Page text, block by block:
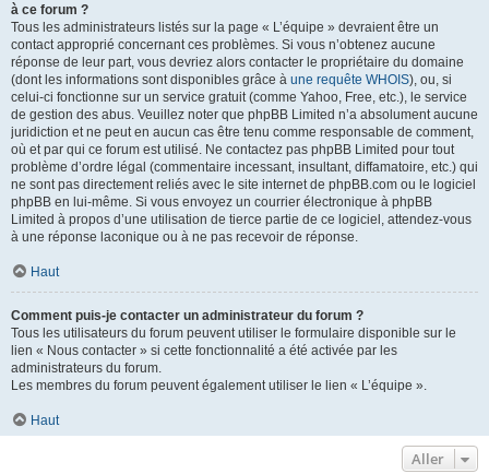
à ce forum ?
Tous les administrateurs listés sur la page « L’équipe » devraient être un
contact approprié concernant ces problèmes. Si vous n’obtenez aucune
réponse de leur part, vous devriez alors contacter le propriétaire du domaine
(dont les informations sont disponibles grâce à une requête WHOIS), ou, si
celui-ci fonctionne sur un service gratuit (comme Yahoo, Free, etc.), le service
de gestion des abus. Veuillez noter que phpBB Limited n’a absolument aucune
juridiction et ne peut en aucun cas être tenu comme responsable de comment,
où et par qui ce forum est utilisé. Ne contactez pas phpBB Limited pour tout
problème d’ordre légal (commentaire incessant, insultant, diffamatoire, etc.) qui
ne sont pas directement reliés avec le site internet de phpBB.com ou le logiciel
phpBB en lui-même. Si vous envoyez un courrier électronique à phpBB
Limited à propos d’une utilisation de tierce partie de ce logiciel, attendez-vous
à une réponse laconique ou à ne pas recevoir de réponse.
Haut
Comment puis-je contacter un administrateur du forum ?
Tous les utilisateurs du forum peuvent utiliser le formulaire disponible sur le
lien « Nous contacter » si cette fonctionnalité a été activée par les
administrateurs du forum.
Les membres du forum peuvent également utiliser le lien « L’équipe ».
Haut
Aller